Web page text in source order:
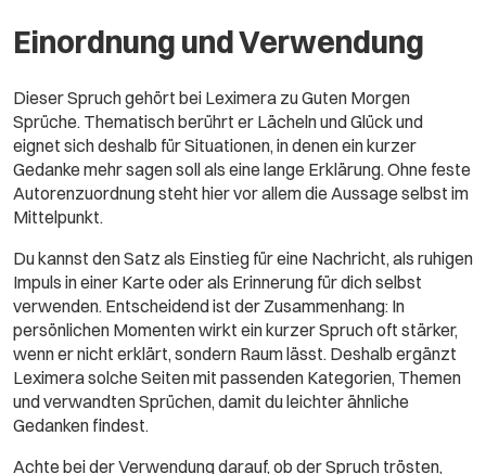
Einordnung und Verwendung
Dieser Spruch gehört bei Leximera zu Guten Morgen
Sprüche. Thematisch berührt er Lächeln und Glück und
eignet sich deshalb für Situationen, in denen ein kurzer
Gedanke mehr sagen soll als eine lange Erklärung. Ohne feste
Autorenzuordnung steht hier vor allem die Aussage selbst im
Mittelpunkt.
Du kannst den Satz als Einstieg für eine Nachricht, als ruhigen
Impuls in einer Karte oder als Erinnerung für dich selbst
verwenden. Entscheidend ist der Zusammenhang: In
persönlichen Momenten wirkt ein kurzer Spruch oft stärker,
wenn er nicht erklärt, sondern Raum lässt. Deshalb ergänzt
Leximera solche Seiten mit passenden Kategorien, Themen
und verwandten Sprüchen, damit du leichter ähnliche
Gedanken findest.
Achte bei der Verwendung darauf, ob der Spruch trösten,